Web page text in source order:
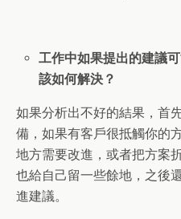
工作中如果提出的建議
該如何解決？
如果分析出不好的結果，首
備，如果有客戶很抵觸你的
地方需要改進，或者把方案
也給自己留一些餘地，之後
進建議。